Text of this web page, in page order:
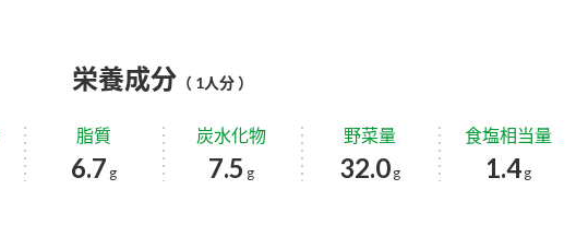
栄養成分 （ 1人分 ）
脂質
6.7 g
炭水化物
7.5 g
野菜量
32.0g
食塩相当量
1.4 g